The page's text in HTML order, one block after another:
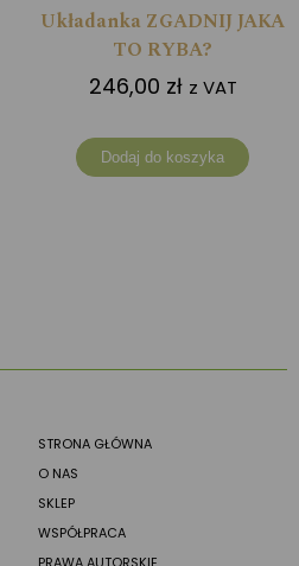
Układanka ZGADNIJ JAKA
TO RYBA?
246,00 zł z VAT
Dodaj do koszyka
STRONA GŁÓWNA
O NAS
SKLEP
WSPÓŁPRACA